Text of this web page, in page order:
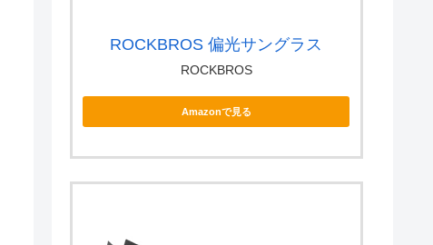
ROCKBROS 偏光サングラス
ROCKBROS
Amazonで見る